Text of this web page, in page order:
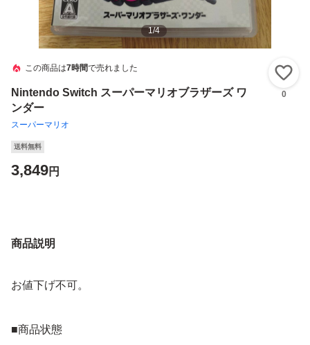
1/4
この商品は7時間で売れました
Nintendo Switch スーパーマリオブラザーズ ワ
ンダー
スーパーマリオ
0
送料無料
3,849円
商品説明
お値下げ不可。
■商品状態